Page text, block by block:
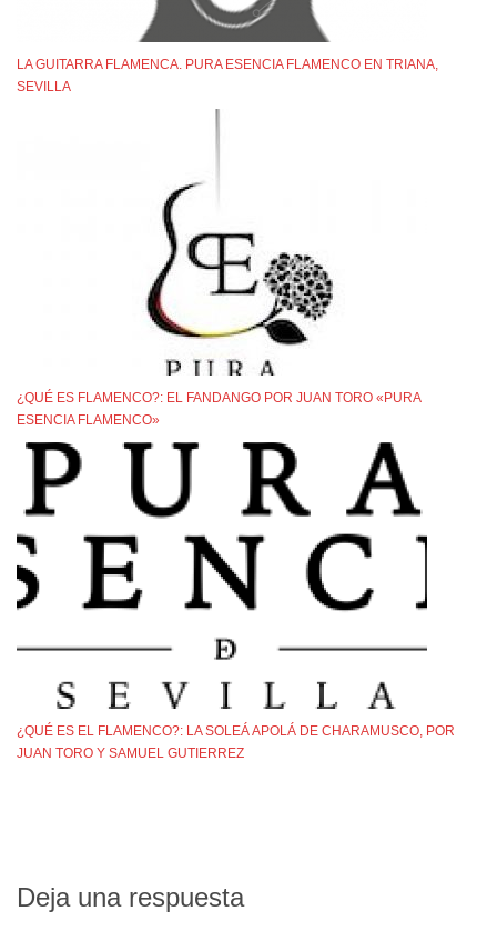
LA GUITARRA FLAMENCA. PURA ESENCIA FLAMENCO EN TRIANA,
SEVILLA
¿QUÉ ES FLAMENCO?: EL FANDANGO POR JUAN TORO «PURA
ESENCIA FLAMENCO»
¿QUÉ ES EL FLAMENCO?: LA SOLEÁ APOLÁ DE CHARAMUSCO, POR
JUAN TORO Y SAMUEL GUTIERREZ
Deja una respuesta